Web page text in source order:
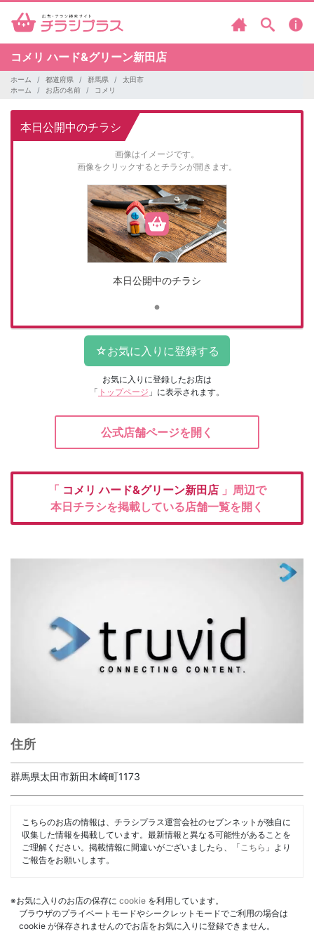
コメリハード&グリーン新田店
ホーム 都道府県 群馬県
太田市
ホーム
お店の名前 コメリ
本日公開中のチラシ
画像はイメージです。
画像をクリックするとチラシが開きます。
本日公開中のチラシ
お気に入りに登録したお店は
「 トップページ 」に表示されます。
公式店舗ページを開く
「 コメリハード&グリーン新田店 」周辺で
本日チラシを掲載している店舗一覧を開く
住所
群馬県太田市新田木崎町1173
こちらのお店の情報は、チラシプラス運営会社のセブンネットが独自に
収集した情報を掲載しています。最新情報と異なる可能性があることを
ご理解ください。掲載情報に間違いがございましたら、「 こちら 」より
ご報告をお願いします。
※お気に入りのお店の保存に cookie を利用しています。
ブラウザのプライベートモードやシークレットモードでご利用の場合は
cookie が保存されませんのでお店をお気に入りに登録できません。